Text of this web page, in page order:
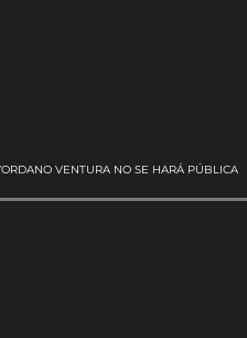
VENTURA NO SE HARÁ PÚBLICA